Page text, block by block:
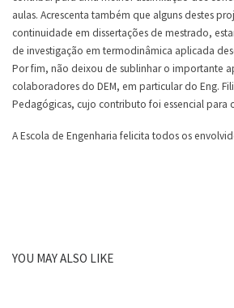
aulas. Acrescenta também que alguns destes
continuidade em dissertações de mestrado,
de investigação em termodinâmica aplicada
Por fim, não deixou de sublinhar o importante
colaboradores do DEM, em particular do Eng.
Pedagógicas, cujo contributo foi essencial para
A Escola de Engenharia felicita todos os
YOU MAY ALSO LIKE